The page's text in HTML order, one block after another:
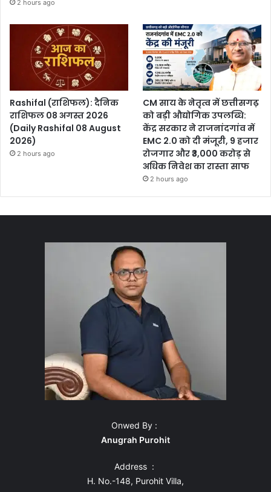
2 hours ago
Rashifal (राशिफल): दैनिक
राशिफल 08 अगस्त 2026
(Daily Rashifal 08 August
2026)
2 hours ago
CM साय के नेतृत्व में छत्तीसगढ़
को बड़ी औद्योगिक उपलब्धि:
केंद्र सरकार ने राजनांदगांव में
EMC 2.0 को दी मंजूरी, 9 हजार
रोजगार और ₹3,000 करोड़ से
अधिक निवेश का रास्ता साफ
2 hours ago
Onwed By :
Anugrah Purohit
Address :
H. No.-148, Purohit Villa,